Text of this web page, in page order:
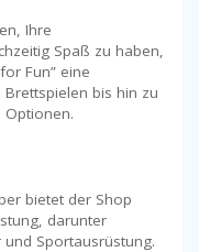
Ihre
Spaß zu haben,
Fun” eine
bis hin zu
Optionen.
bietet der Shop
darunter
Sportausrüstung.